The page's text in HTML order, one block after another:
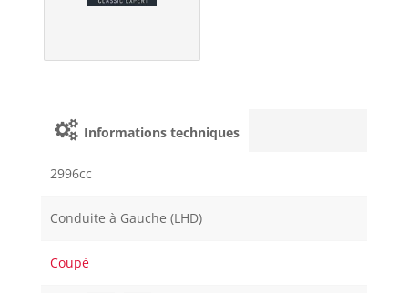
Informations techniques
2996cc
Conduite à Gauche (LHD)
Coupé